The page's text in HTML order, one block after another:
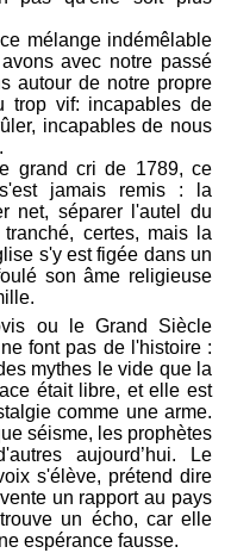
mélange indémêlable
avec notre passé
autour de notre propre
trop vif: incapables de
incapables de nous
grand cri de 1789, ce
jamais remis : la
net, séparer l'autel du
certes, mais la
s'y est figée dans un
son âme religieuse
ou le Grand Siècle
font pas de l'histoire :
mythes le vide que la
était libre, et elle est
comme une arme.
séisme, les prophètes
aujourd’hui. Le
s'élève, prétend dire
un rapport au pays
un écho, car elle
espérance fausse.